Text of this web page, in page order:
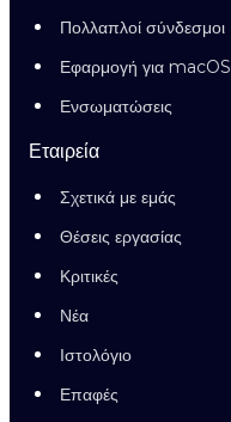
Πολλαπλοί σύνδεσμοι
Εφαρμογή για macOS
Ενσωματώσεις
Εταιρεία
Σχετικά με εμάς
Θέσεις εργασίας
Κριτικές
Νέα
Ιστολόγιο
Επαφές